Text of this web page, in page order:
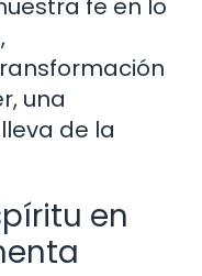
fe en lo
una
de la
en